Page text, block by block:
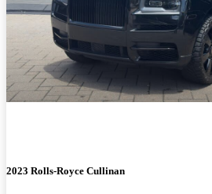
2023 Rolls-Royce Cullinan